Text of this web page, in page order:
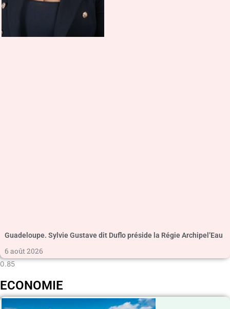
Guadeloupe. Sylvie Gustave dit Duflo préside la Régie Archipel’Eau
6 août 2026
ECONOMIE